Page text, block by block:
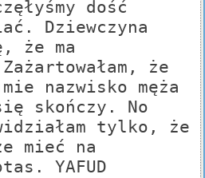
dość
Dziewczyna
że ma
że
nazwisko męża
skończy. No
tylko, że
mieć na
YAFUD